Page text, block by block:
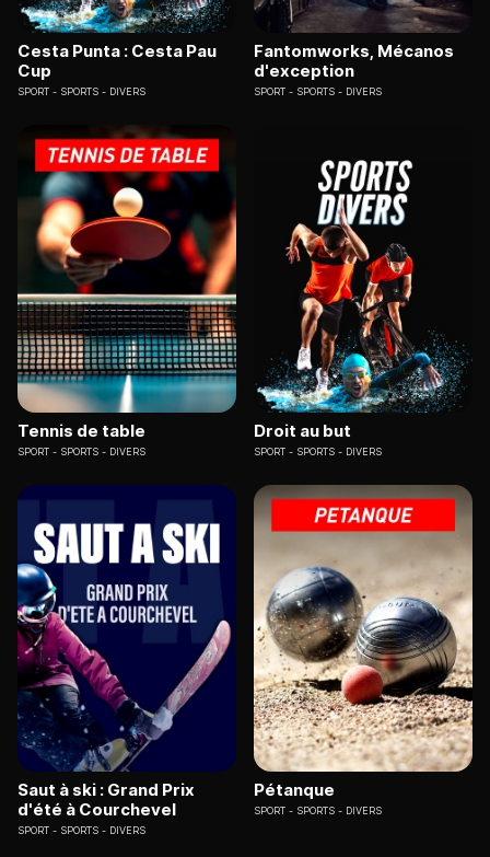
Cesta Punta : Cesta Pau
Cup
SPORT SPORTS - DIVERS
Fantomworks, Mécanos
d'exception
SPORT SPORTS - DIVERS
Tennis de table
SPORT SPORTS - DIVERS
Droit au but
SPORT SPORTS - DIVERS
Saut à ski : Grand Prix
d'été à Courchevel
SPORT SPORTS - DIVERS
Pétanque
SPORT SPORTS - DIVERS